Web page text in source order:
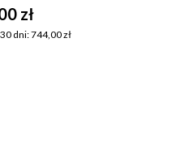
zł
dni: 744,00 zł